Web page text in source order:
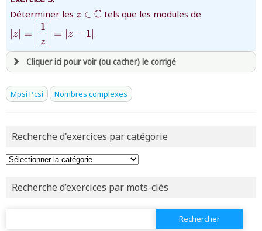
connecté au site
revenir à
la page d'accueil
ou tester
la page d'extraits libres
ou consulterle plan du site
Déterminer les {z\in\mathbb{C}}
z ∈ Ctels que les modules de
z∣ =
z
1
= ∣z − 1∣.
Cliquer ici pour voir (ou cacher) le corrigé
avoir une souscription active sur mathprepa
revenir àla page d'accueil
ou testerla page d'extraits libres
ou consulterle plan du site
Mpsi Pcsi Nombres complexes
Recherche d'exercices par catégorie
Recherche d’exercices par mots-clés
Rechercher :